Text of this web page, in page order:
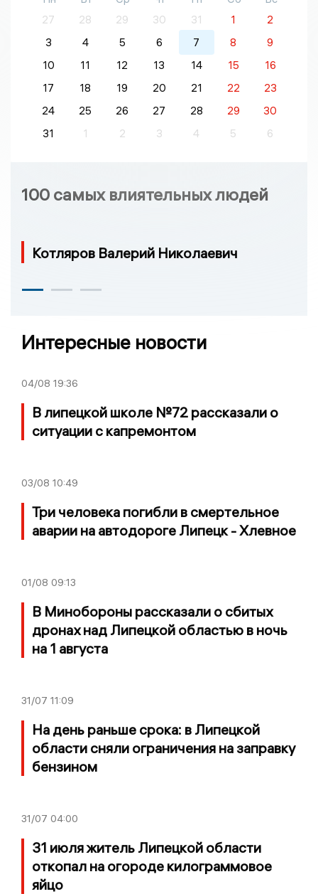
27
28 29 30 31 1
2
3
4 5 6 7 8
9
10
11 12 13 14 15
16
17
18 19 20 21 22
23
24
25 26 27 28 29
30
31
1 2 3 4 5 6
100 самых влиятельных людей
Котляров Валерий Николаевич
Интересные новости
04/08 19:36
В липецкой школе №72 рассказали о
ситуации с капремонтом
03/08 10:49
Три человека погибли в смертельное
аварии на автодороге Липецк - Хлевное
01/08 09:13
В Минобороны рассказали о сбитых
дронах над Липецкой областью в ночь
на 1 августа
31/07 11:09
На день раньше срока: в Липецкой
области сняли ограничения на заправку
бензином
31/07 04:00
31 июля житель Липецкой области
откопал на огороде килограммовое
яйцо